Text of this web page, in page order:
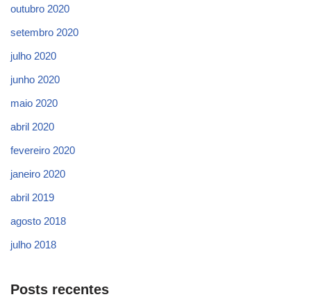
outubro 2020
setembro 2020
julho 2020
junho 2020
maio 2020
abril 2020
fevereiro 2020
janeiro 2020
abril 2019
agosto 2018
julho 2018
Posts recentes